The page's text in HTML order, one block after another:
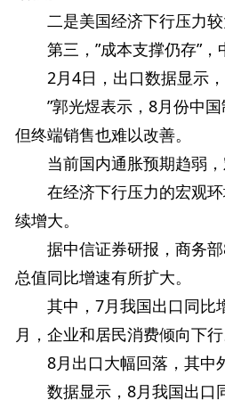
二是美国经济下行压力
第三，”成本支撑仍存”
2月4日，出口数据显示
”郭光煜表示，8月份中
但终端销售也难以改善。
当前国内通胀预期趋弱
在经济下行压力的宏观
续增大。
据中信证券研报，商务
总值同比增速有所扩大。
其中，7月我国出口同比
月，企业和居民消费倾向下
8月出口大幅回落，其中
数据显示，8月我国出口